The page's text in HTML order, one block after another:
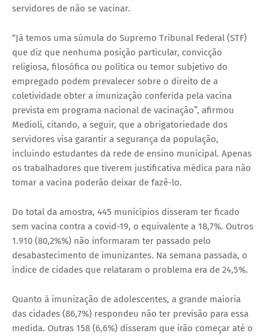
servidores de não se vacinar.
“Já temos uma súmula do Supremo Tribunal Federal (STF)
que diz que nenhuma posição particular, convicção
religiosa, filosófica ou política ou temor subjetivo do
empregado podem prevalecer sobre o direito de a
coletividade obter a imunização conferida pela vacina
prevista em programa nacional de vacinação”, afirmou
Medioli, citando, a seguir, que a obrigatoriedade dos
servidores visa garantir a segurança da população,
incluindo estudantes da rede de ensino municipal. Apenas
os trabalhadores que tiverem justificativa médica para não
tomar a vacina poderão deixar de fazê-lo.
Do total da amostra, 445 municípios disseram ter ficado
sem vacina contra a covid-19, o equivalente a 18,7%. Outros
1.910 (80,2%%) não informaram ter passado pelo
desabastecimento de imunizantes. Na semana passada, o
índice de cidades que relataram o problema era de 24,5%.
Quanto à imunização de adolescentes, a grande maioria
das cidades (86,7%) respondeu não ter previsão para essa
medida. Outras 158 (6,6%) disseram que irão começar até o